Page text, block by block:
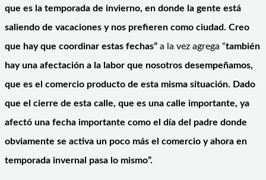
que es la temporada de invierno, en donde la gente está
saliendo de vacaciones y nos prefieren como ciudad. Creo
que hay que coordinar estas fechas” a la vez agrega “también
hay una afectación a la labor que nosotros desempeñamos,
que es el comercio producto de esta misma situación. Dado
que el cierre de esta calle, que es una calle importante, ya
afectó una fecha importante como el día del padre donde
obviamente se activa un poco más el comercio y ahora en
temporada invernal pasa lo mismo”.